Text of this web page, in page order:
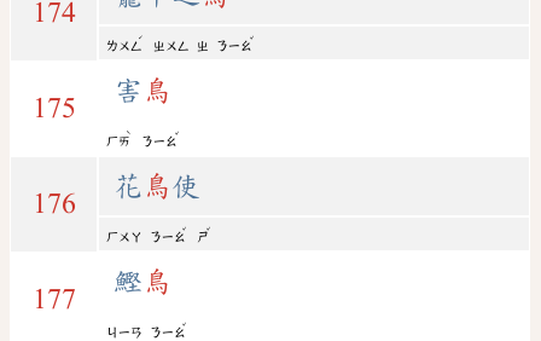
174
ㄌㄨㄥ
ˊ
ㄓㄨㄥ ㄓ ㄋㄧㄠ
ˇ
175
害 鳥
ㄏㄞ
ˋ
ㄋㄧㄠ
ˇ
176
花 鳥使
ㄏㄨㄚ ㄋㄧㄠ
ˇ
ㄕ
ˇ
177
鰹 鳥
ㄐㄧㄢ ㄋㄧㄠ
ˇ